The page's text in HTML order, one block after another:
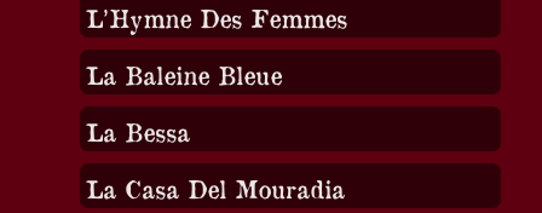
L’Hymne Des Femmes
La Baleine Bleue
La Bessa
La Casa Del Mouradia